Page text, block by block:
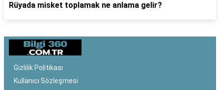
Rüyada misket toplamak ne anlama gelir?
Gizlilik Politikası
Kullanıcı Sözleşmesi